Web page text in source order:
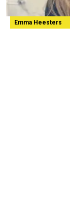
Emma Heesters